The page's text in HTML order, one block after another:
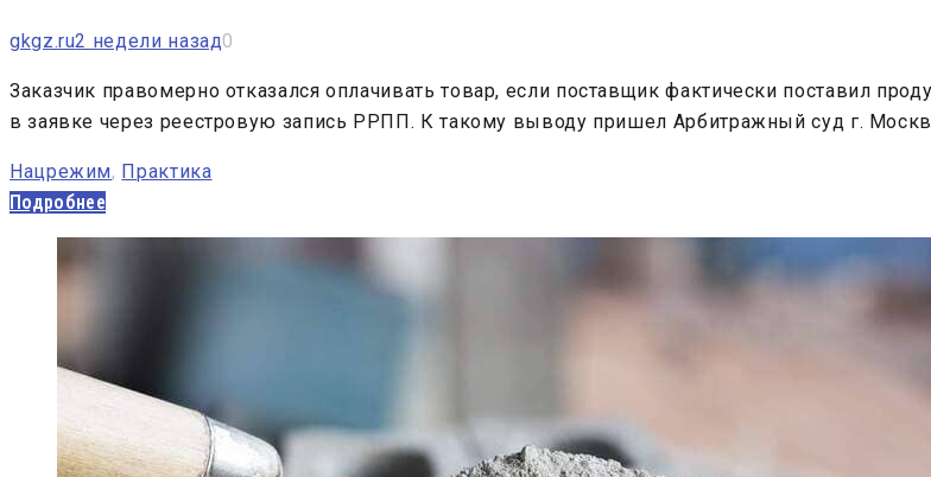
gkgz.ru2 недели назад0
Заказчик правомерно отказался оплачивать товар, если поставщик фактически поставил
в заявке через реестровую запись РРПП. К такому выводу пришел Арбитражный суд г.
Нацрежим, Практика
Подробнее